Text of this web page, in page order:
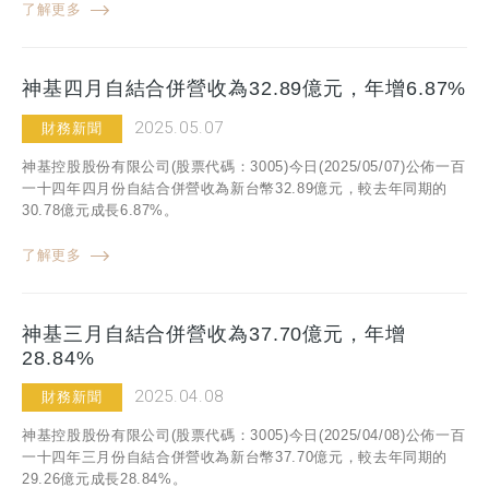
了解更多
神基四月自結合併營收為32.89億元，年增6.87%
財務新聞 2025.05.07
神基控股股份有限公司(股票代碼：3005)今日(2025/05/07)公佈一百
一十四年四月份自結合併營收為新台幣32.89億元，較去年同期的
30.78億元成長6.87%。
了解更多
神基三月自結合併營收為37.70億元，年增
28.84%
財務新聞 2025.04.08
神基控股股份有限公司(股票代碼：3005)今日(2025/04/08)公佈一百
一十四年三月份自結合併營收為新台幣37.70億元，較去年同期的
29.26億元成長28.84%。